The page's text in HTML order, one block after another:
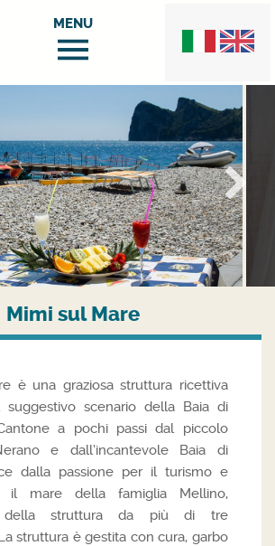
Mimi sul Mare
è una graziosa struttura ricettiva
suggestivo scenario della Baia di
a pochi passi dal piccolo
e dall’incantevole Baia di
dalla passione per il turismo e
il mare della famiglia Mellino,
della struttura da più di tre
struttura è gestita con cura, garbo